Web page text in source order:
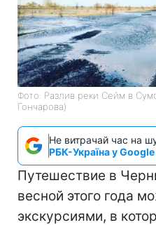
Фото: Разлив реки Сейм в
Гончарова)
Не витрачай час на
РБК-Україна у Google
Путешествие в
весной этого года
экскурсиями, в